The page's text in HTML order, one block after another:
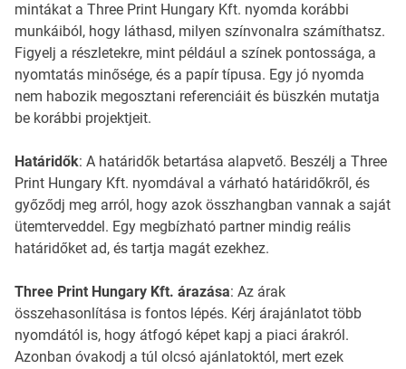
mintákat a Three Print Hungary Kft. nyomda korábbi
munkáiból, hogy láthasd, milyen színvonalra számíthatsz.
Figyelj a részletekre, mint például a színek pontossága, a
nyomtatás minősége, és a papír típusa. Egy jó nyomda
nem habozik megosztani referenciáit és büszkén mutatja
be korábbi projektjeit.
Határidők: A határidők betartása alapvető. Beszélj a Three
Print Hungary Kft. nyomdával a várható határidőkről, és
győződj meg arról, hogy azok összhangban vannak a saját
ütemterveddel. Egy megbízható partner mindig reális
határidőket ad, és tartja magát ezekhez.
Three Print Hungary Kft. árazása: Az árak
összehasonlítása is fontos lépés. Kérj árajánlatot több
nyomdától is, hogy átfogó képet kapj a piaci árakról.
Azonban óvakodj a túl olcsó ajánlatoktól, mert ezek